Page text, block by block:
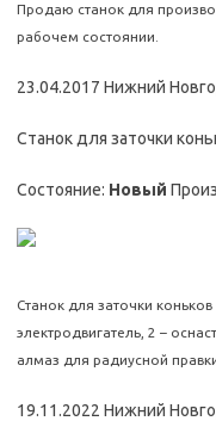
Продаю станок для
рабочем состоянии.
23.04.2017 Нижний
Станок для заточки
Состояние: Новый
Станок для заточки
электродвигатель, 2 –
алмаз для радиусной
19.11.2022 Нижний